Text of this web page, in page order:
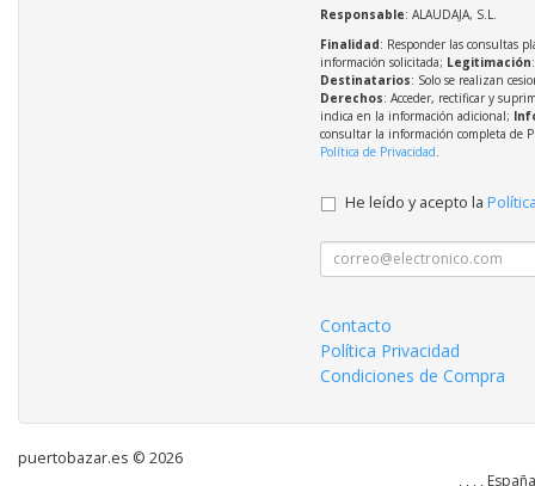
Responsable: ALAUDAJA, S.L.
Finalidad: Responder las consultas
información solicitada; Legitimación
Destinatarios: Solo se realizan
Derechos: Acceder, rectificar y
indica en la información adicional;
consultar la información completa de
Política de Privacidad.
He leído y acepto la
Contacto
Política Privacidad
Condiciones de Compra
puertobazar.es © 2026
, , , ,